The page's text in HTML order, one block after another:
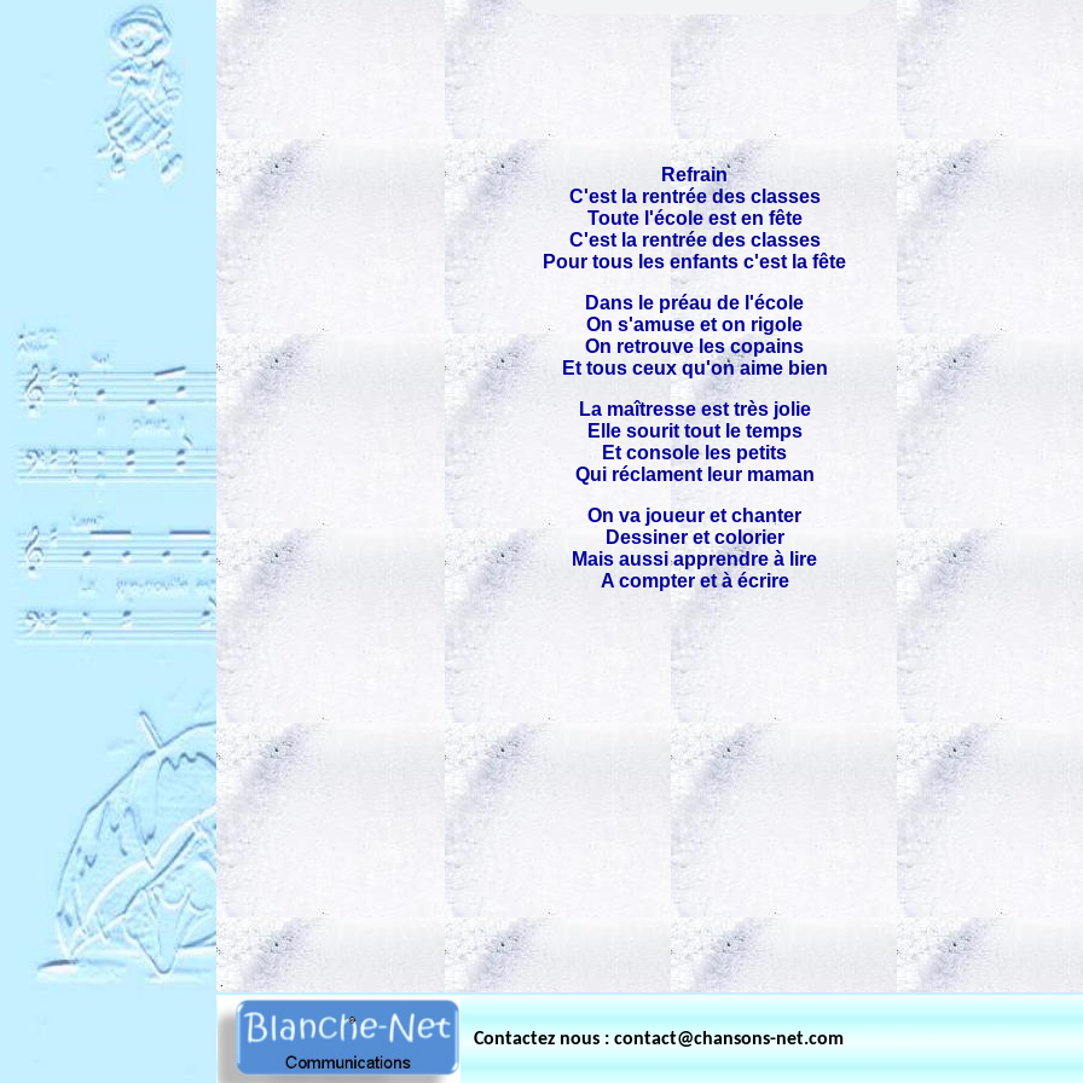
Refrain
C'est la rentrée des classes
Toute l'école est en fête
C'est la rentrée des classes
Pour tous les enfants c'est la fête
Dans le préau de l'école
On s'amuse et on rigole
On retrouve les copains
Et tous ceux qu'on aime bien
La maîtresse est très jolie
Elle sourit tout le temps
Et console les petits
Qui réclament leur maman
On va joueur et chanter
Dessiner et colorier
Mais aussi apprendre à lire
A compter et à écrire
Contactez nous : contact@chansons-net.com